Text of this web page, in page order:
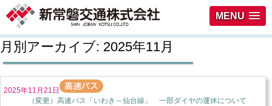
MENU
月別アーカイブ: 2025年11月
2025年11月21日
（変更）高速バス「いわき～仙台線」 一部ダイヤの運休について